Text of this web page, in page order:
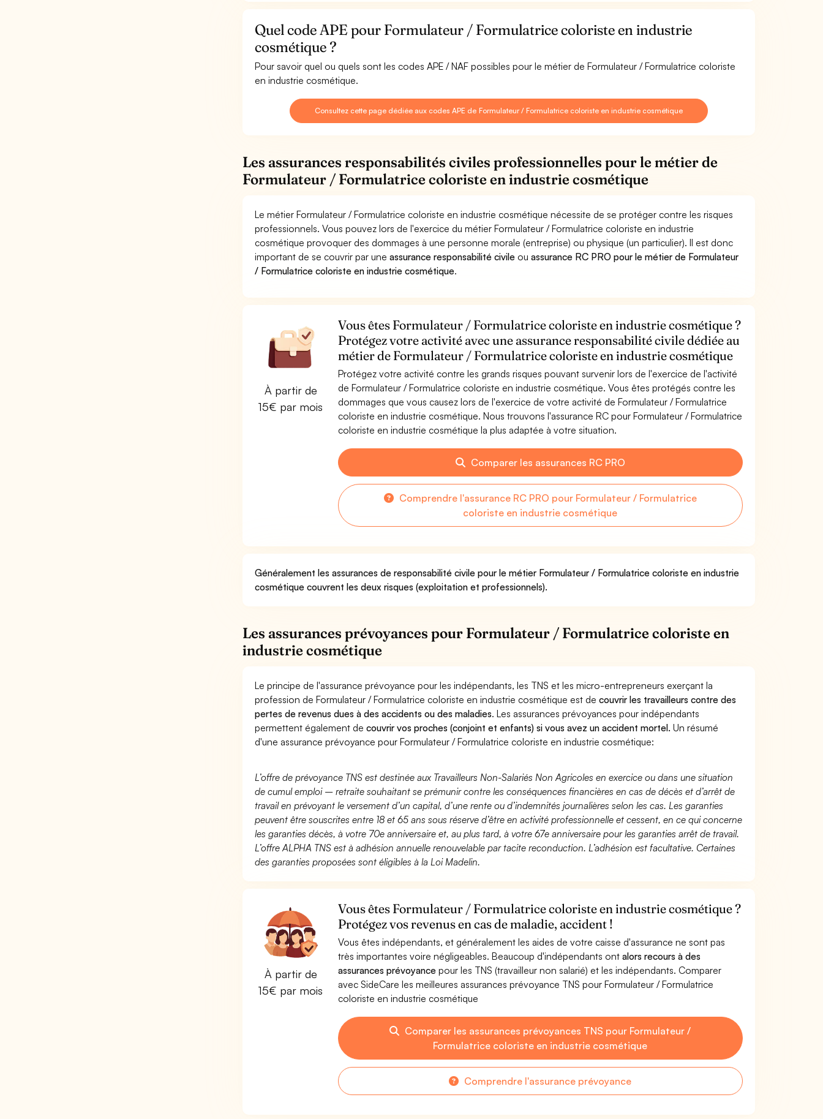
Quel code APE pour Formulateur / Formulatrice coloriste en industrie
cosmétique ?
Pour savoir quel ou quels sont les codes APE / NAF possibles pour le métier de Formulateur / Formulatrice coloriste
en industrie cosmétique.
Consultez cette page dédiée aux codes APE de Formulateur / Formulatrice coloriste en industrie cosmétique
Les assurances responsabilités civiles professionnelles pour le métier de
Formulateur / Formulatrice coloriste en industrie cosmétique
Le métier Formulateur / Formulatrice coloriste en industrie cosmétique nécessite de se protéger contre les risques
professionnels. Vous pouvez lors de l'exercice du métier Formulateur / Formulatrice coloriste en industrie
cosmétique provoquer des dommages à une personne morale (entreprise) ou physique (un particulier). Il est donc
important de se couvrir par uneassurance responsabilité civile ouassurance RC PRO pour le métier de Formulateur
/ Formulatrice coloriste en industrie cosmétique.
À partir de
15€ par mois
Vous êtes Formulateur / Formulatrice coloriste en industrie cosmétique ?
Protégez votre activité avec une assurance responsabilité civile dédiée au
métier de Formulateur / Formulatrice coloriste en industrie cosmétique
Protégez votre activité contre les grands risques pouvant survenir lors de l'exercice de l'activité
de Formulateur / Formulatrice coloriste en industrie cosmétique. Vous êtes protégés contre les
dommages que vous causez lors de l'exercice de votre activité de Formulateur / Formulatrice
coloriste en industrie cosmétique. Nous trouvons l'assurance RC pour Formulateur / Formulatrice
coloriste en industrie cosmétique la plus adaptée à votre situation.
Comparer les assurances RC PRO
Comprendre l'assurance RC PRO pour Formulateur / Formulatrice
coloriste en industrie cosmétique
Généralement les assurances de responsabilité civile pour le métier Formulateur / Formulatrice coloriste en industrie
cosmétique couvrent les deux risques (exploitation et professionnels).
Les assurances prévoyances pour Formulateur / Formulatrice coloriste en
industrie cosmétique
Le principe de l'assurance prévoyance pour les indépendants, les TNS et les micro-entrepreneurs exerçant la
profession de Formulateur / Formulatrice coloriste en industrie cosmétique est decouvrir les travailleurs contre des
pertes de revenus dues à des accidents ou des maladies. Les assurances prévoyances pour indépendants
permettent également decouvrir vos proches (conjoint et enfants) si vous avez un accident mortel. Un résumé
d'une assurance prévoyance pour Formulateur / Formulatrice coloriste en industrie cosmétique:
L’offre de prévoyance TNS est destinée aux Travailleurs Non-Salariés Non Agricoles en exercice ou dans une situation
de cumul emploi – retraite souhaitant se prémunir contre les conséquences financières en cas de décès et d’arrêt de
travail en prévoyant le versement d’un capital, d’une rente ou d’indemnités journalières selon les cas. Les garanties
peuvent être souscrites entre 18 et 65 ans sous réserve d’être en activité professionnelle et cessent, en ce qui concerne
les garanties décès, à votre 70e anniversaire et, au plus tard, à votre 67e anniversaire pour les garanties arrêt de travail.
L’offre ALPHA TNS est à adhésion annuelle renouvelable par tacite reconduction. L’adhésion est facultative. Certaines
des garanties proposées sont éligibles à la Loi Madelin.
À partir de
15€ par mois
Vous êtes Formulateur / Formulatrice coloriste en industrie cosmétique ?
Protégez vos revenus en cas de maladie, accident !
Vous êtes indépendants, et généralement les aides de votre caisse d'assurance ne sont pas
très importantes voire négligeables. Beaucoup d'indépendants ont alors recours à des
assurances prévoyancepour les TNS (travailleur non salarié) et les indépendants. Comparer
avec SideCare les meilleures assurances prévoyance TNS pour Formulateur / Formulatrice
coloriste en industrie cosmétique
Comparer les assurances prévoyances TNS pour Formulateur /
Formulatrice coloriste en industrie cosmétique
Comprendre l'assurance prévoyance